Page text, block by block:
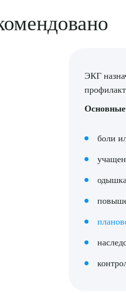
ЭКГ
боли